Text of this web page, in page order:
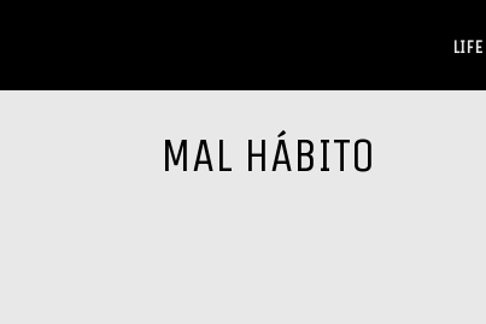
LIFE
MAL HÁBITO